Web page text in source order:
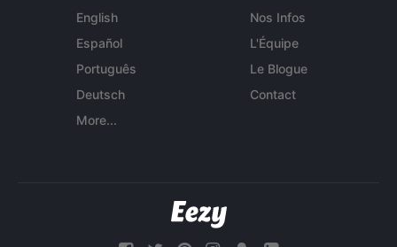
English
Español
Português
Deutsch
More...
Nos Infos
L'Équipe
Le Blogue
Contact